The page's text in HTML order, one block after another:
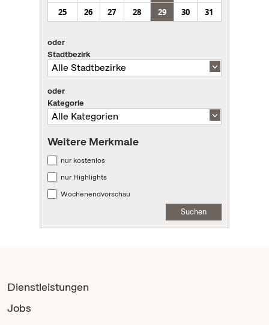
25
26 27 28 29 30 31
oder
Stadtbezirk
oder
Kategorie
Weitere Merkmale
nur kostenlos
nur Highlights
Wochenendvorschau
Suchen
Dienstleistungen
Jobs